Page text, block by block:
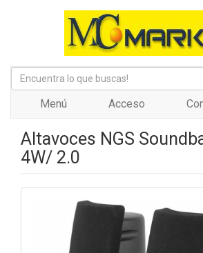
Menú Acceso
Altavoces NGS
4W/ 2.0